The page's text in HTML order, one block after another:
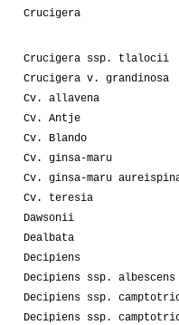
Crucigera
Crucigera ssp. tlalocii
Crucigera v. grandinosa
Cv. allavena
Cv. Antje
Cv. Blando
Cv. ginsa-maru
Cv. ginsa-maru
Cv. teresia
Dawsonii
Dealbata
Decipiens
Decipiens ssp. albescens
Decipiens ssp.
Decipiens ssp.